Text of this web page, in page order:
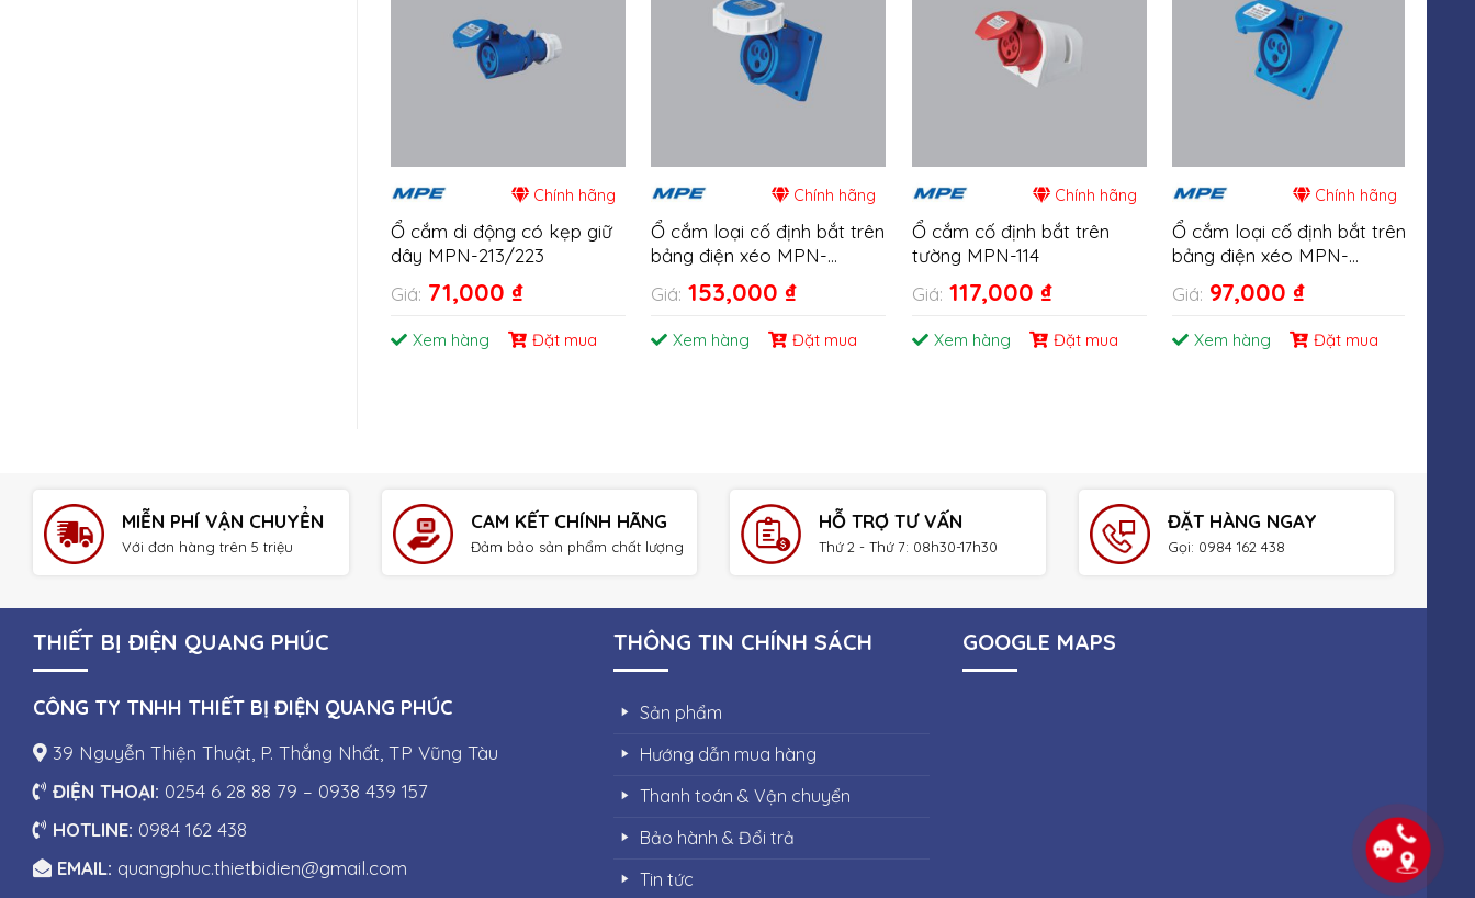
Chính hãng
Ổ cắm di động có kẹp giữ
dây MPN-213/223
Giá: 71,000 ₫
Xem hàng Đặt mua
Chính hãng
Ổ cắm loại cố định bắt trên
bảng điện xéo MPN-
4132/4232
Giá: 153,000 ₫
Xem hàng Đặt mua
Chính hãng
Ổ cắm cố định bắt trên
tường MPN-114
Giá: 117,000 ₫
Xem hàng Đặt mua
Chính hãng
Ổ cắm loại cố định bắt trên
bảng điện xéo MPN-
413/423
Giá: 97,000 ₫
Xem hàng Đặt mua
MIỄN PHÍ VẬN CHUYỂN
Với đơn hàng trên 5 triệu
CAM KẾT CHÍNH HÃNG
Đảm bảo sản phẩm chất lượng
HỖ TRỢ TƯ VẤN
Thứ 2 - Thứ 7: 08h30-17h30
ĐẶT HÀNG NGAY
Gọi: 0984 162 438
THIẾT BỊ ĐIỆN QUANG PHÚC
CÔNG TY TNHH THIẾT BỊ ĐIỆN QUANG PHÚC
39 Nguyễn Thiện Thuật, P. Thắng Nhất, TP Vũng Tàu
ĐIỆN THOẠI: 0254 6 28 88 79 – 0938 439 157
HOTLINE: 0984 162 438
EMAIL: quangphuc.thietbidien@gmail.com
THÔNG TIN CHÍNH SÁCH
Sản phẩm
Hướng dẫn mua hàng
Thanh toán & Vận chuyển
Bảo hành & Đổi trả
Tin tức
GOOGLE MAPS